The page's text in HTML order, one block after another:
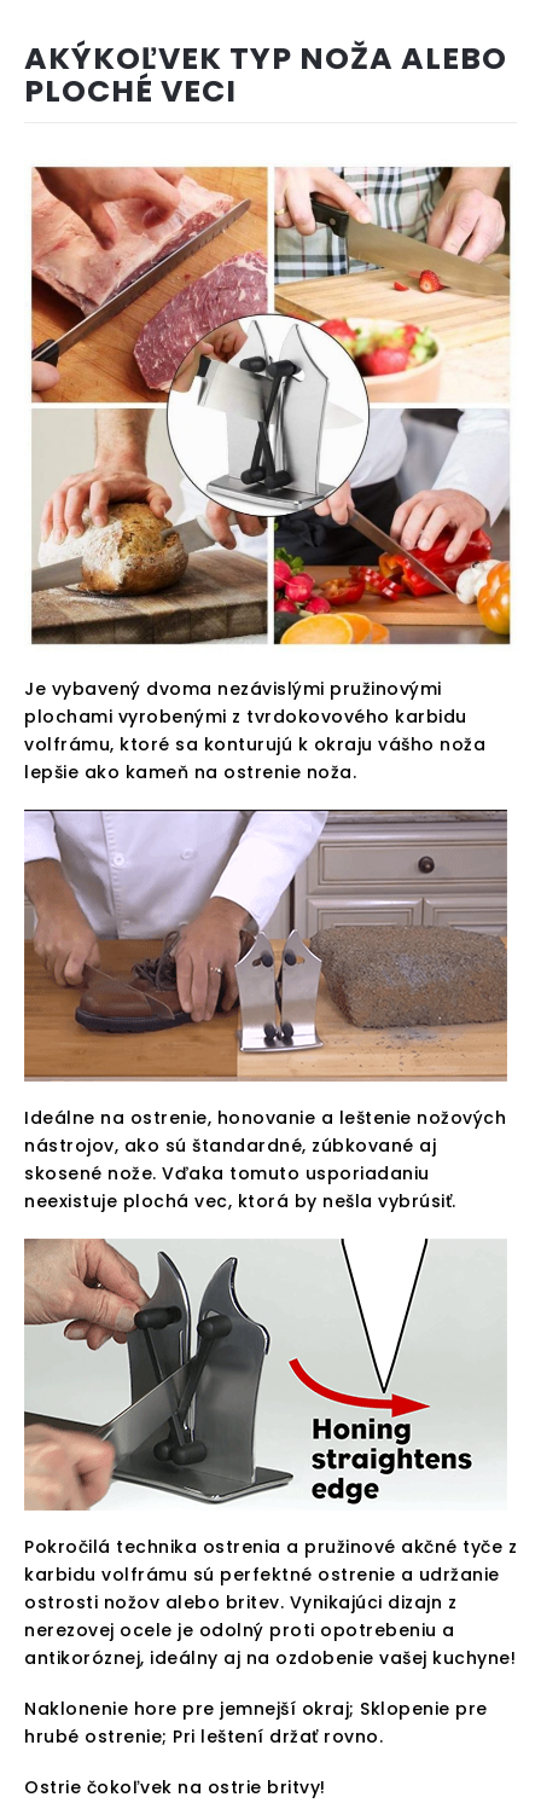
AKÝKOĽVEK TYP NOŽA ALEBO
PLOCHÉ VECI
Je vybavený dvoma nezávislými pružinovými
plochami vyrobenými z tvrdokovového karbidu
volfrámu, ktoré sa konturujú k okraju vášho noža
lepšie ako kameň na ostrenie noža.
Ideálne na ostrenie, honovanie a leštenie nožových
nástrojov, ako sú štandardné, zúbkované aj
skosené nože. Vďaka tomuto usporiadaniu
neexistuje plochá vec, ktorá by nešla vybrúsiť.
Pokročilá technika ostrenia a pružinové akčné tyče z
karbidu volfrámu sú perfektné ostrenie a udržanie
ostrosti nožov alebo britev. Vynikajúci dizajn z
nerezovej ocele je odolný proti opotrebeniu a
antikoróznej, ideálny aj na ozdobenie vašej kuchyne!
Naklonenie hore pre jemnejší okraj; Sklopenie pre
hrubé ostrenie; Pri leštení držať rovno.
Ostrie čokoľvek na ostrie britvy!